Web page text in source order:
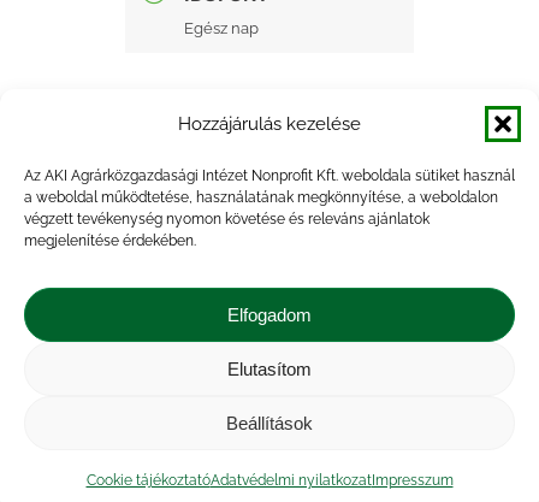
Hozzájárulás kezelése
Az AKI Agrárközgazdasági Intézet Nonprofit Kft. weboldala sütiket használ
a weboldal működtetése, használatának megkönnyítése, a weboldalon
végzett tevékenység nyomon követése és releváns ajánlatok
megjelenítése érdekében.
Elfogadom
Elutasítom
Beállítások
Cookie tájékoztatóAdatvédelmi nyilatkozatImpresszum
Egész nap
+ Google Naptárba mentés
+ iCal Exportálás
Közérdekű adatok
| Adatvédelmi nyilatkozat
|